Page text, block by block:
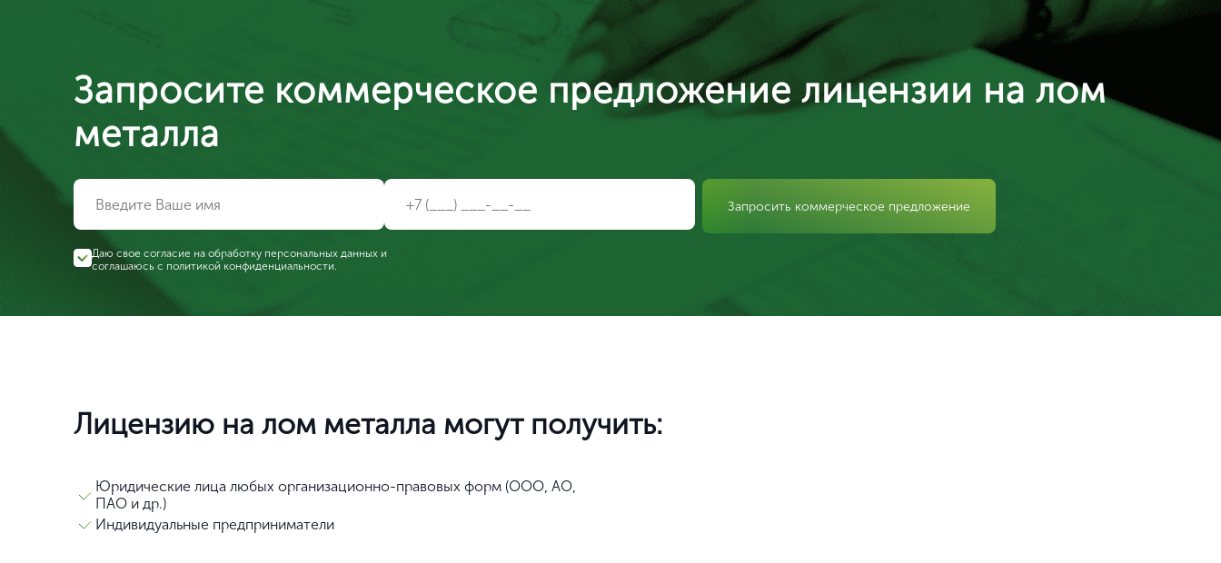
Запросите коммерческое предложение лицензии на лом
металла
Запросить коммерческое предложение
Даю свое согласие на обработку персональных данных и
соглашаюсь с политикой конфиденциальности.
Лицензию на лом металла могут получить:
Юридические лица любых организационно-правовых форм (ООО, АО,
ПАО и др.)
Индивидуальные предприниматели